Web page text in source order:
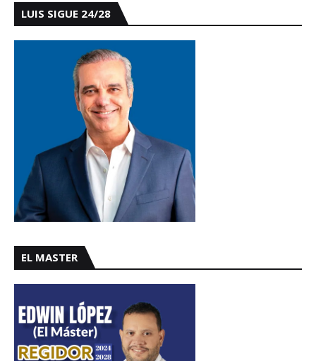
LUIS SIGUE 24/28
EL MASTER